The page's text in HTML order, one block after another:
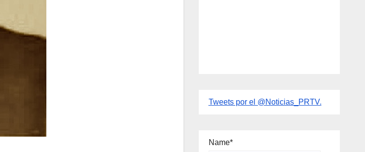
Tweets por el @Noticias_PRTV.
Name*